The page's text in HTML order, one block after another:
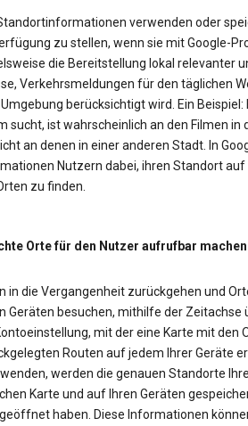
verwenden oder
zu stellen, wenn sie mit Google-
die Bereitstellung lokal relevanter
Verkehrsmeldungen für den täglichen
berücksichtigt wird. Ein Beispiel:
sucht, ist wahrscheinlich an den Filmen in
an denen in einer anderen Stadt. In
Nutzern dabei, ihren Standort auf
zu finden.
Orte für den Nutzer aufrufbar machen
in die Vergangenheit zurückgehen und
Geräten besuchen, mithilfe der Zeitachse
mit der eine Karte mit den
Routen auf jedem Ihrer Geräte
werden die genauen Standorte
Karte und auf Ihren Geräten
haben. Diese Informationen